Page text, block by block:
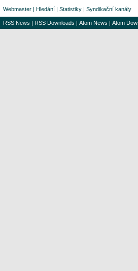
Webmaster | Hledání | Statistiky | Syndikační kanály
RSS News | RSS Downloads | Atom News | Atom